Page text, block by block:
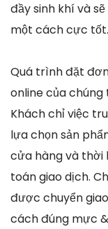
đầy sinh khí và
một cách cực tốt.
Quá trình đặt
online của chúng
Khách chỉ việc
lựa chọn sản
cửa hàng và thời
toán giao dịch.
được chuyển
cách đúng mực